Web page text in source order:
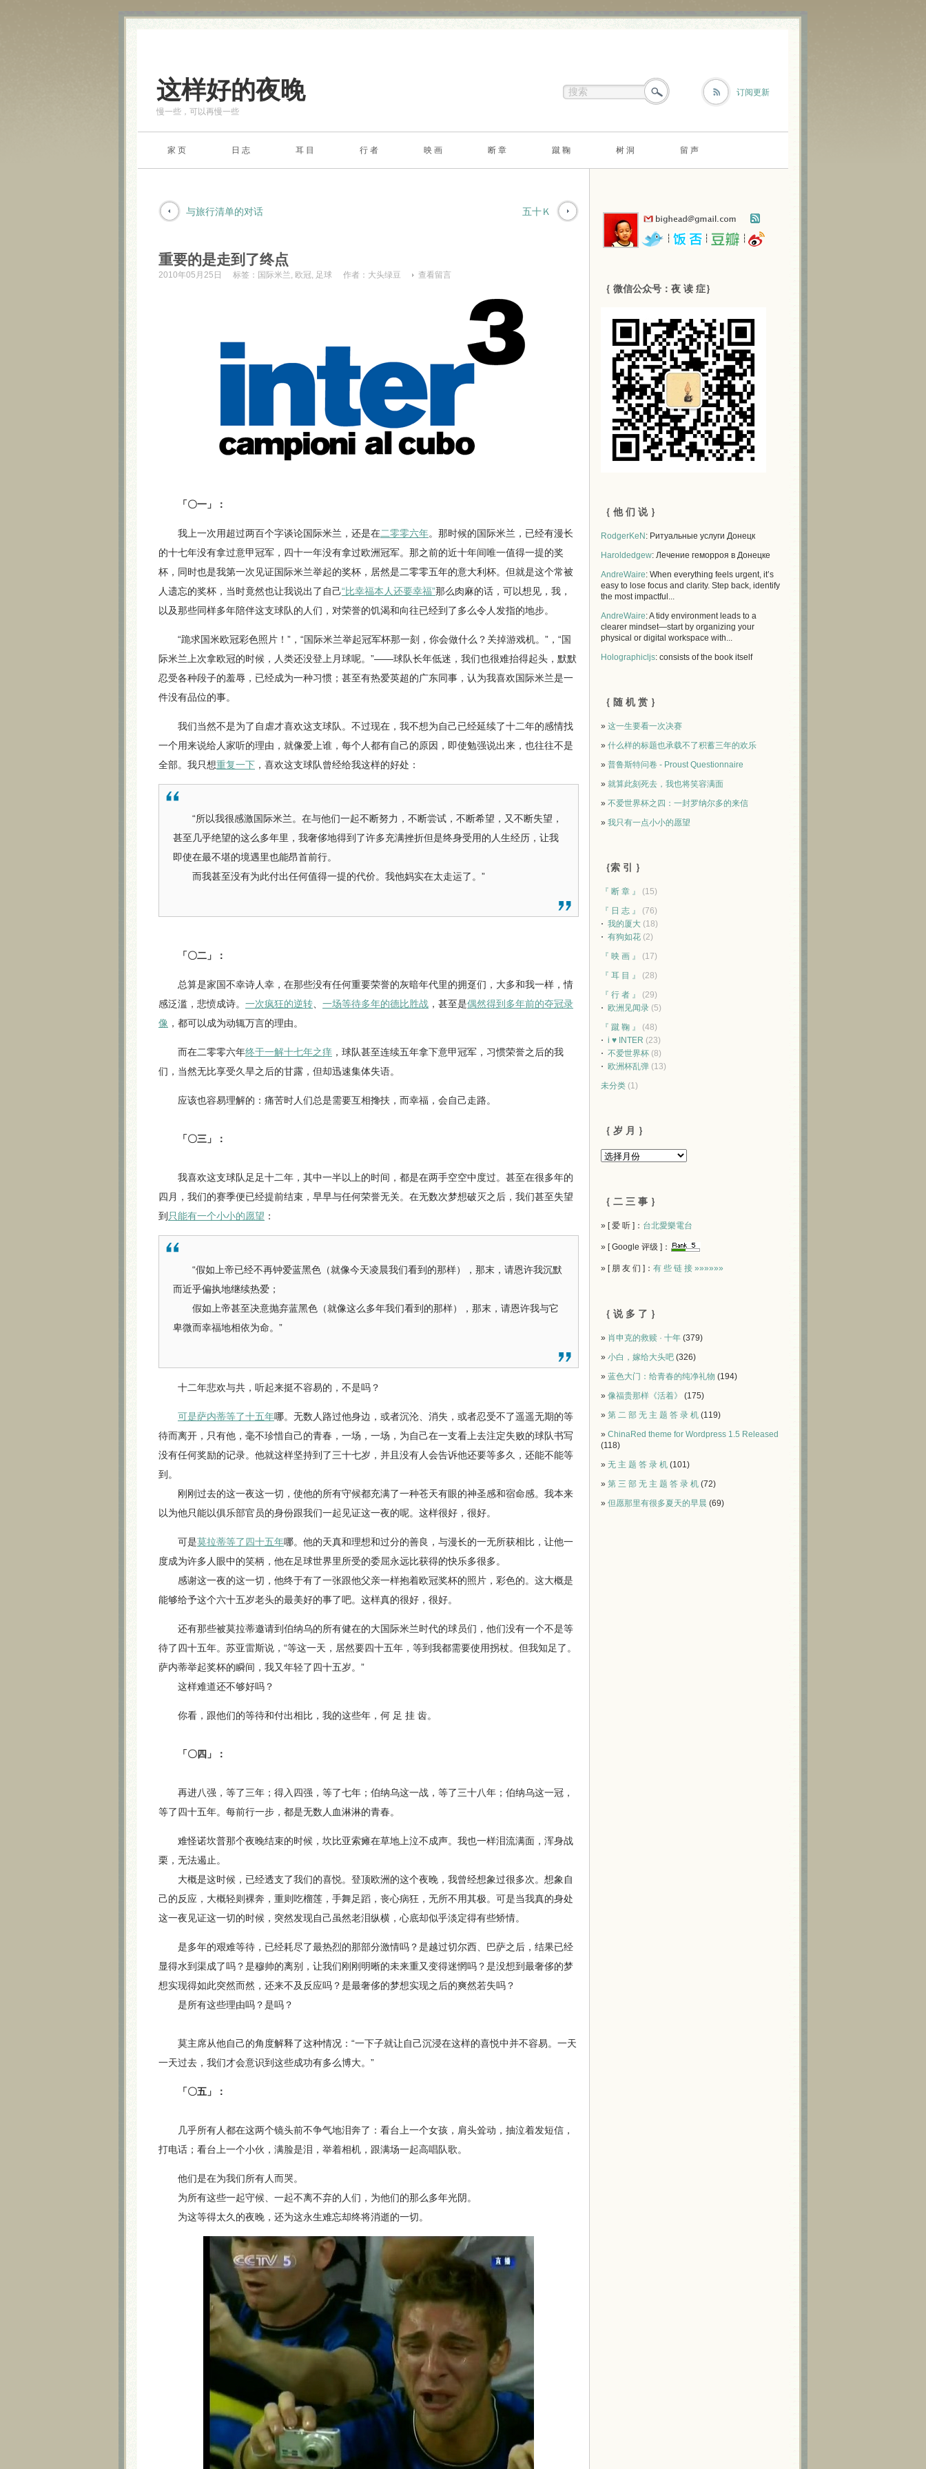
这样好的夜晚
慢一些，可以再慢一些
订阅更新
家 页 日 志 耳 目 行 者 映 画 断 章 蹴 鞠 树 洞 留 声
与旅行清单的对话 五十Ｋ
重要的是走到了终点
2010年05月25日 标签： 国际米兰, 欧冠, 足球 作者： 大头绿豆 查看留言
「〇一」：
我上一次用超过两百个字谈论国际米兰，还是在二零零六年。那时候的国际米兰，已经有漫长
的十七年没有拿过意甲冠军，四十一年没有拿过欧洲冠军。那之前的近十年间唯一值得一提的奖
杯，同时也是我第一次见证国际米兰举起的奖杯，居然是二零零五年的意大利杯。但就是这个常被
人遗忘的奖杯，当时竟然也让我说出了自己“比幸福本人还要幸福”那么肉麻的话，可以想见，我，
以及那些同样多年陪伴这支球队的人们，对荣誉的饥渴和向往已经到了多么令人发指的地步。
“跪求国米欧冠彩色照片！”，“国际米兰举起冠军杯那一刻，你会做什么？关掉游戏机。”，“国
际米兰上次拿欧冠的时候，人类还没登上月球呢。”——球队长年低迷，我们也很难抬得起头，默默
忍受各种段子的羞辱，已经成为一种习惯；甚至有热爱英超的广东同事，认为我喜欢国际米兰是一
件没有品位的事。
我们当然不是为了自虐才喜欢这支球队。不过现在，我不想为自己已经延续了十二年的感情找
一个用来说给人家听的理由，就像爱上谁，每个人都有自己的原因，即使勉强说出来，也往往不是
全部。我只想重复一下 ，喜欢这支球队曾经给我这样的好处：
“所以我很感激国际米兰。在与他们一起不断努力，不断尝试，不断希望，又不断失望，
甚至几乎绝望的这么多年里，我奢侈地得到了许多充满挫折但是终身受用的人生经历，让我
即使在最不堪的境遇里也能昂首前行。
而我甚至没有为此付出任何值得一提的代价。我他妈实在太走运了。”
「〇二」：
总算是家国不幸诗人幸，在那些没有任何重要荣誉的灰暗年代里的拥趸们，大多和我一样，情
感泛滥，悲愤成诗。 一次疯狂的逆转 一场等待多年的德比胜战 ，甚至是偶然得到多年前的夺冠录
像 ，都可以成为动辄万言的理由。
而在二零零六年终于一解十七年之痒 ，球队甚至连续五年拿下意甲冠军，习惯荣誉之后的我
们，当然无比享受久旱之后的甘露，但却迅速集体失语。
应该也容易理解的：痛苦时人们总是需要互相搀扶，而幸福，会自己走路。
「〇三」：
我喜欢这支球队足足十二年，其中一半以上的时间，都是在两手空空中度过。甚至在很多年的
四月，我们的赛季便已经提前结束，早早与任何荣誉无关。在无数次梦想破灭之后，我们甚至失望
到 只能有一个小小的愿望 ：
“假如上帝已经不再钟爱蓝黑色（就像今天凌晨我们看到的那样），那末，请恩许我沉默
而近乎偏执地继续热爱；
假如上帝甚至决意抛弃蓝黑色（就像这么多年我们看到的那样），那末，请恩许我与它
卑微而幸福地相依为命。”
十二年悲欢与共，听起来挺不容易的，不是吗？
可是萨内蒂等了十五年哪。无数人路过他身边，或者沉沦、消失，或者忍受不了遥遥无期的等
待而离开，只有他，毫不珍惜自己的青春，一场，一场，为自己在一支看上去注定失败的球队书写
没有任何奖励的记录。他就这样坚持到了三十七岁，并且没有人会告诉他还要等多久，还能不能等
到。
刚刚过去的这一夜这一切，使他的所有守候都充满了一种苍天有眼的神圣感和宿命感。我本来
以为他只能以俱乐部官员的身份跟我们一起见证这一夜的呢。这样很好，很好。
可是莫拉蒂等了四十五年哪。他的天真和理想和过分的善良，与漫长的一无所获相比，让他一
度成为许多人眼中的笑柄，他在足球世界里所受的委屈永远比获得的快乐多很多。
感谢这一夜的这一切，他终于有了一张跟他父亲一样抱着欧冠奖杯的照片，彩色的。这大概是
能够给予这个六十五岁老头的最美好的事了吧。这样真的很好，很好。
还有那些被莫拉蒂邀请到伯纳乌的所有健在的大国际米兰时代的球员们，他们没有一个不是等
待了四十五年。苏亚雷斯说，“等这一天，居然要四十五年，等到我都需要使用拐杖。但我知足了。
萨内蒂举起奖杯的瞬间，我又年轻了四十五岁。”
这样难道还不够好吗？
你看，跟他们的等待和付出相比，我的这些年，何 足 挂 齿。
「〇四」：
再进八强，等了三年；得入四强，等了七年；伯纳乌这一战，等了三十八年；伯纳乌这一冠，
等了四十五年。每前行一步，都是无数人血淋淋的青春。
难怪诺坎普那个夜晚结束的时候，坎比亚索瘫在草地上泣不成声。我也一样泪流满面，浑身战
栗，无法遏止。
大概是这时候，已经透支了我们的喜悦。登顶欧洲的这个夜晚，我曾经想象过很多次。想象自
己的反应，大概轻则裸奔，重则吃榴莲，手舞足蹈，丧心病狂，无所不用其极。可是当我真的身处
这一夜见证这一切的时候，突然发现自己虽然老泪纵横，心底却似乎淡定得有些矫情。
是多年的艰难等待，已经耗尽了最热烈的那部分激情吗？是越过切尔西、巴萨之后，结果已经
显得水到渠成了吗？是穆帅的离别，让我们刚刚明晰的未来重又变得迷惘吗？是没想到最奢侈的梦
想实现得如此突然而然，还来不及反应吗？是最奢侈的梦想实现之后的爽然若失吗？
是所有这些理由吗？是吗？
莫主席从他自己的角度解释了这种情况：“一下子就让自己沉浸在这样的喜悦中并不容易。一天
一天过去，我们才会意识到这些成功有多么博大。”
「〇五」：
几乎所有人都在这两个镜头前不争气地泪奔了：看台上一个女孩，肩头耸动，抽泣着发短信，
打电话；看台上一个小伙，满脸是泪，举着相机，跟满场一起高唱队歌。
他们是在为我们所有人而哭。
为所有这些一起守候、一起不离不弃的人们，为他们的那么多年光阴。
为这等得太久的夜晚，还为这永生难忘却终将消逝的一切。
┆ ┆ ┆
｛ 微信公众号：夜 读 症｝
｛ 他 们 说 ｝
RodgerKeN : Ритуальные услуги Донецк
Haroldedgew: Лечение геморроя в Донецке
AndreWaire: When everything feels urgent, it’s
easy to lose focus and clarity. Step back, identify
the most impactful...
AndreWaire: A tidy environment leads to a
clearer mindset—start by organizing your
physical or digital workspace with...
Holographicljs: consists of the book itself
｛ 随 机 赏 ｝
» 这一生要看一次决赛
» 什么样的标题也承载不了积蓄三年的欢乐
» 普鲁斯特问卷 - Proust Questionnaire
» 就算此刻死去，我也将笑容满面
» 不爱世界杯之四：一封罗纳尔多的来信
» 我只有一点小小的愿望
｛索 引 ｝
『 断 章 』
(15)
『 日 志 』
(76)
我的厦大 (18)
有狗如花 (2)
『 映 画 』
(17)
『 耳 目 』
(28)
『 行 者 』
(29)
欧洲见闻录 (5)
『 蹴 鞠 』
(48)
i ♥ INTER (23)
不爱世界杯 (8)
欧洲杯乱弹 (13)
未分类 (1)
｛ 岁 月 ｝
｛ 二 三 事 ｝
» [ 爱 听 ]： 台北愛樂電台
» [ Google 评级 ]：
» [ 朋 友 们 ]： 有 些 链 接 »»»»»»
｛ 说 多 了 ｝
» 肖申克的救赎 · 十年 (379)
» 小白，嫁给大头吧 (326)
» 蓝色大门：给青春的纯净礼物 (194)
» 像福贵那样《活着》
(175)
» 第 二 部 无 主 题 答 录 机 (119)
» ChinaRed theme for Wordpress 1.5 Released
(118)
» 无 主 题 答 录 机 (101)
» 第 三 部 无 主 题 答 录 机 (72)
» 但愿那里有很多夏天的早晨 (69)